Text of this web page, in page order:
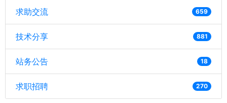
求助交流 659
技术分享 881
站务公告 18
求职招聘 270